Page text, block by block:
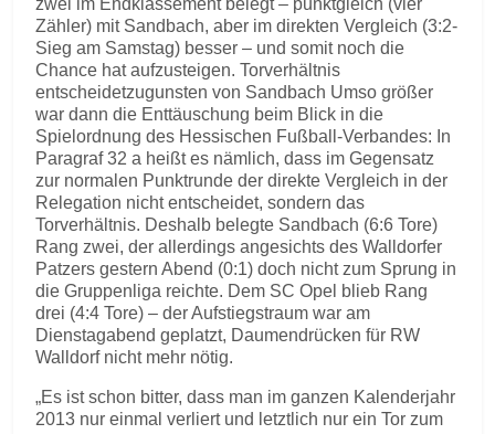
zwei im Endklassement belegt – punktgleich (vier
Zähler) mit Sandbach, aber im direkten Vergleich (3:2-
Sieg am Samstag) besser – und somit noch die
Chance hat aufzusteigen. Torverhältnis
entscheidetzugunsten von Sandbach Umso größer
war dann die Enttäuschung beim Blick in die
Spielordnung des Hessischen Fußball-Verbandes: In
Paragraf 32 a heißt es nämlich, dass im Gegensatz
zur normalen Punktrunde der direkte Vergleich in der
Relegation nicht entscheidet, sondern das
Torverhältnis. Deshalb belegte Sandbach (6:6 Tore)
Rang zwei, der allerdings angesichts des Walldorfer
Patzers gestern Abend (0:1) doch nicht zum Sprung in
die Gruppenliga reichte. Dem SC Opel blieb Rang
drei (4:4 Tore) – der Aufstiegstraum war am
Dienstagabend geplatzt, Daumendrücken für RW
Walldorf nicht mehr nötig.
„Es ist schon bitter, dass man im ganzen Kalenderjahr
2013 nur einmal verliert und letztlich nur ein Tor zum